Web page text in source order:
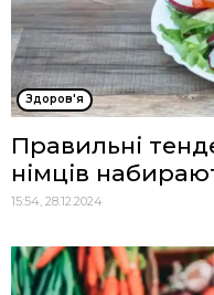
Здоров'я
Правильні
німців
15:54, 28.12.2024